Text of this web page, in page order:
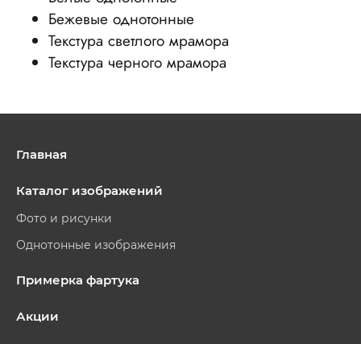
Бежевые однотонные
Текстура светлого мрамора
Текстура черного мрамора
Главная
Каталог изображений
Фото и рисунки
Однотонные изображения
Примерка фартука
Акции